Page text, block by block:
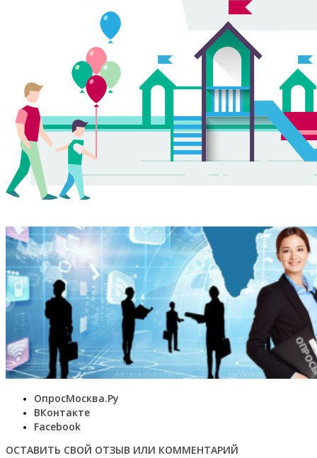
ОпросМосква.Ру
ВКонтакте
Facebook
ОСТАВИТЬ СВОЙ ОТЗЫВ ИЛИ КОММЕНТАРИЙ